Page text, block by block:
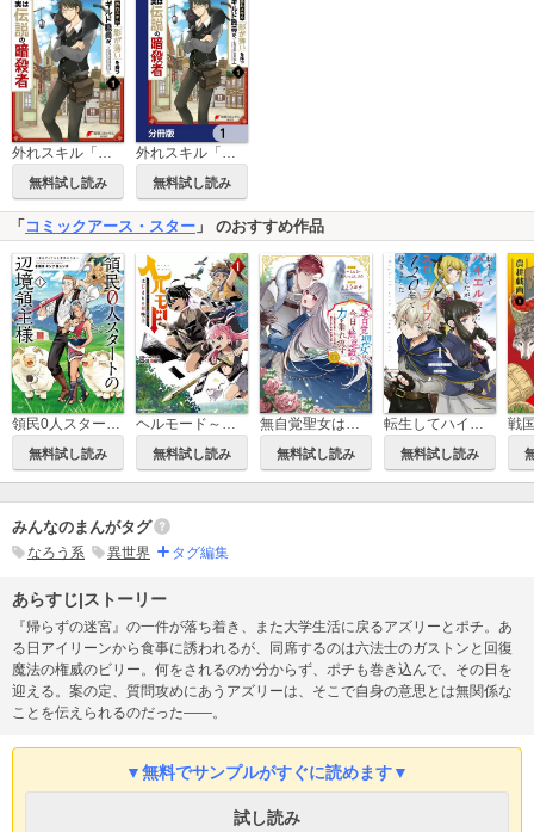
無料試し読み
外れスキル「影が薄い」を持つギルド職員が、実は伝説の暗殺者【分冊版】
無料試し読み
「 コミックアース・スター 」 のおすすめ作品
無料試し読み 無料試し読み 無料試し読み 無料試し読み
戦
みんなのまんがタグ
なろう系 異世界 タグ編集
あらすじ|ストーリー
『帰らずの迷宮』の一件が落ち着き、また大学生活に戻るアズリーとポチ。あ
る日アイリーンから食事に誘われるが、同席するのは六法士のガストンと回復
魔法の権威のビリー。何をされるのか分からず、ポチも巻き込んで、その日を
迎える。案の定、質問攻めにあうアズリーは、そこで自身の意思とは無関係な
ことを伝えられるのだった――。
▼無料でサンプルがすぐに読めます▼
試し読み